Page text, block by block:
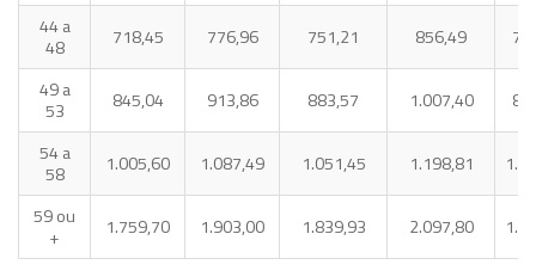
44 a
48
718,45 776,96 751,21 856,49
49 a
53
845,04 913,86 883,57 1.007,40
54 a
58
1.005,60 1.087,49 1.051,45 1.198,81
59 ou
+
1.759,70 1.903,00 1.839,93 2.097,80